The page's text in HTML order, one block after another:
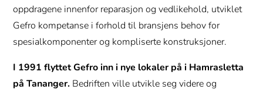
oppdragene innenfor reparasjon og vedlikehold, utviklet
Gefro kompetanse i forhold til bransjens behov for
spesialkomponenter og kompliserte konstruksjoner.
I 1991 flyttet Gefro inn i nye lokaler på i Hamrasletta
på Tananger. Bedriften ville utvikle seg videre og